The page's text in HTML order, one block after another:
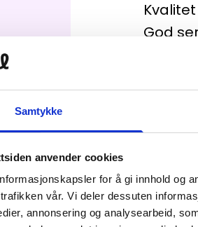
Samtykke
anvender cookies
for å gi innhold og
vår. Vi deler dessuten
annonsering og analysearbeid,
Kvalitet
God
Vi er
Våre
• Nye